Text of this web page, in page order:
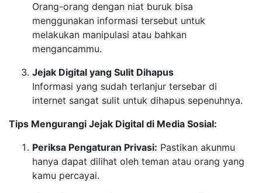
Orang-orang dengan niat buruk bisa
menggunakan informasi tersebut untuk
melakukan manipulasi atau bahkan
mengancammu.
Jejak Digital yang Sulit Dihapus
Informasi yang sudah terlanjur tersebar di
internet sangat sulit untuk dihapus sepenuhnya.
Tips Mengurangi Jejak Digital di Media Sosial:
Periksa Pengaturan Privasi: Pastikan akunmu
hanya dapat dilihat oleh teman atau orang yang
kamu percayai.